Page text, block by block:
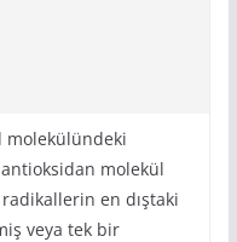
molekülündeki
molekül
en dıştaki
veya tek bir